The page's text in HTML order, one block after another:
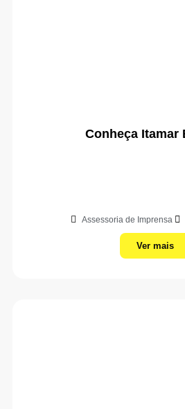
Conheça Itamar
Assessoria de Imprensa
Ver mais